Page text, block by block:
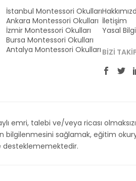
İstanbul Montessori Okulları
Ankara Montessori Okulları
İzmir Montessori Okulları
Bursa Montessori Okulları
Antalya Montessori Okulları
İletişim
Yasal
BIZI
emri, talebi ve/veya ricası
sağlamak, eğitim
desteklememektedir.